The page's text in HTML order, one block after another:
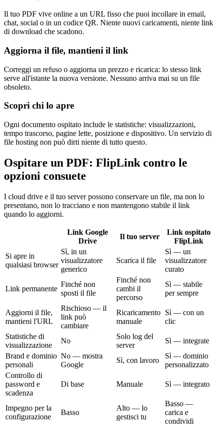
Il tuo PDF vive online a un URL fisso che puoi incollare in email,
chat, social o in un codice QR. Niente nuovi caricamenti, niente link
di download che scadono.
Aggiorna il file, mantieni il link
Correggi un refuso o aggiorna un prezzo e ricarica: lo stesso link
serve all'istante la nuova versione. Nessuno arriva mai su un file
obsoleto.
Scopri chi lo apre
Ogni documento ospitato include le statistiche: visualizzazioni,
tempo trascorso, pagine lette, posizione e dispositivo. Un servizio di
file hosting non può dirti niente di tutto questo.
Ospitare un PDF: FlipLink contro le
opzioni consuete
I cloud drive e il tuo server possono conservare un file, ma non lo
presentano, non lo tracciano e non mantengono stabile il link
quando lo aggiorni.
Link Google
Drive
Il tuo server
Link ospitato
FlipLink
Si apre in
qualsiasi browser
Sì, in un
visualizzatore
generico
Scarica il file
Sì — un
visualizzatore
curato
Link permanente
Finché non
sposti il file
Finché non
cambi il
percorso
Sì — stabile
per sempre
Aggiorni il file,
mantieni l'URL
Rischioso — il
link può
cambiare
Ricaricamento
manuale
Sì — con un
clic
Statistiche di
visualizzazione
No
Solo log del
server
Sì — integrate
Brand e dominio
personali
No — mostra
Google
Sì, con lavoro
Sì — dominio
personalizzato
Controllo di
password e
scadenza
Di base Manuale Sì — integrato
Impegno per la
configurazione
Basso
Alto — lo
gestisci tu
Basso —
carica e
condividi